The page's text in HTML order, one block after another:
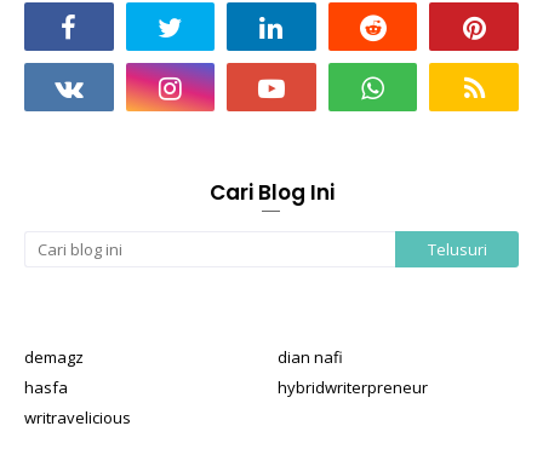
Cari Blog Ini
demagz
dian nafi
hasfa
hybridwriterpreneur
writravelicious